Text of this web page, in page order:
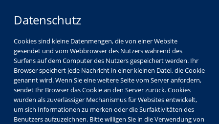
Datenschutz
Cookies sind kleine Datenmengen, die von einer Website
gesendet und vom Webbrowser des Nutzers während des
Surfens auf dem Computer des Nutzers gespeichert werden. Ihr
Browser speichert jede Nachricht in einer kleinen Datei, die Cookie
genannt wird. Wenn Sie eine weitere Seite vom Server anfordern,
sendet Ihr Browser das Cookie an den Server zurück. Cookies
wurden als zuverlässiger Mechanismus für Websites entwickelt,
um sich Informationen zu merken oder die Surfaktivitäten des
Benutzers aufzuzeichnen. Bitte willigen Sie in die Verwendung von